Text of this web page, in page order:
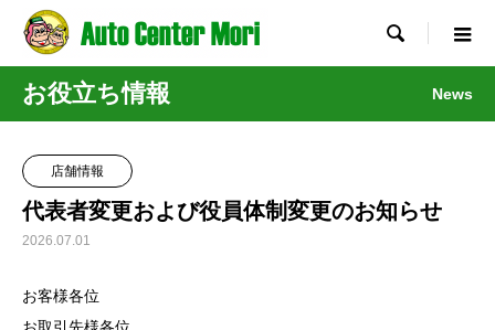

お役立ち情報 News
店舗情報
代表者変更および役員体制変更のお知らせ
2026.07.01
お客様各位